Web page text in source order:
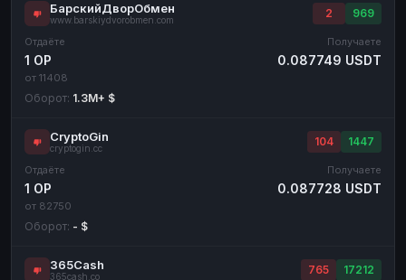
БарскийДворОбмен
www.barskiydvorobmen.com
2 969
Отдаёте
1 OP
от 11408
Получаете
0.087749 USDT
Оборот: 1.3M+ $
CryptoGin
cryptogin.cc
104 1447
Отдаёте
1 OP
от 82750
Получаете
0.087728 USDT
Оборот: - $
365Cash
365cash.co
765 17212